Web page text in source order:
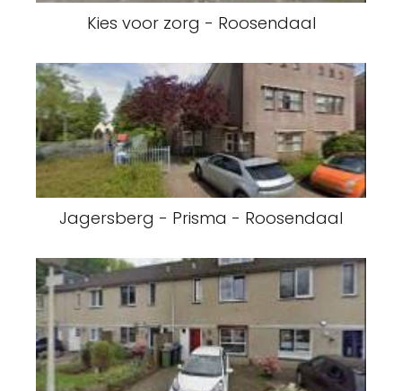
Kies voor zorg - Roosendaal
Jagersberg - Prisma - Roosendaal